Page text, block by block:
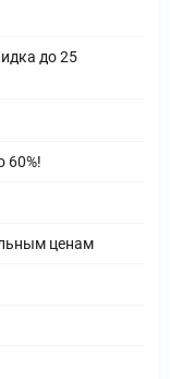
до 25
60%!
ценам